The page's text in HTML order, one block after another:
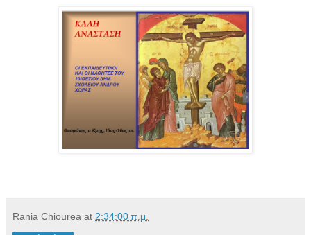
Rania Chiourea at 2:34:00 π.μ.